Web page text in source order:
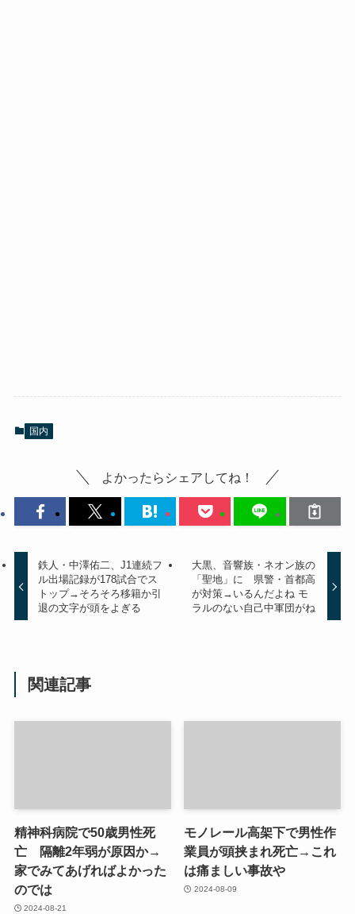
国内
よかったらシェアしてね！
鉄人・中澤佑二、J1連続フ
ル出場記録が178試合でス
トップ→そろそろ移籍か引
退の文字が頭をよぎる
大黒、音響族・ネオン族の
「聖地」に 県警・首都高
が対策→いるんだよね モ
ラルのない自己中軍団がね
関連記事
精神科病院で50歳男性死
亡 隔離2年弱が原因か→
家でみてあげればよかった
のでは
2024-08-21
モノレール高架下で男性作
業員が頭挟まれ死亡→これ
は痛ましい事故や
2024-08-09